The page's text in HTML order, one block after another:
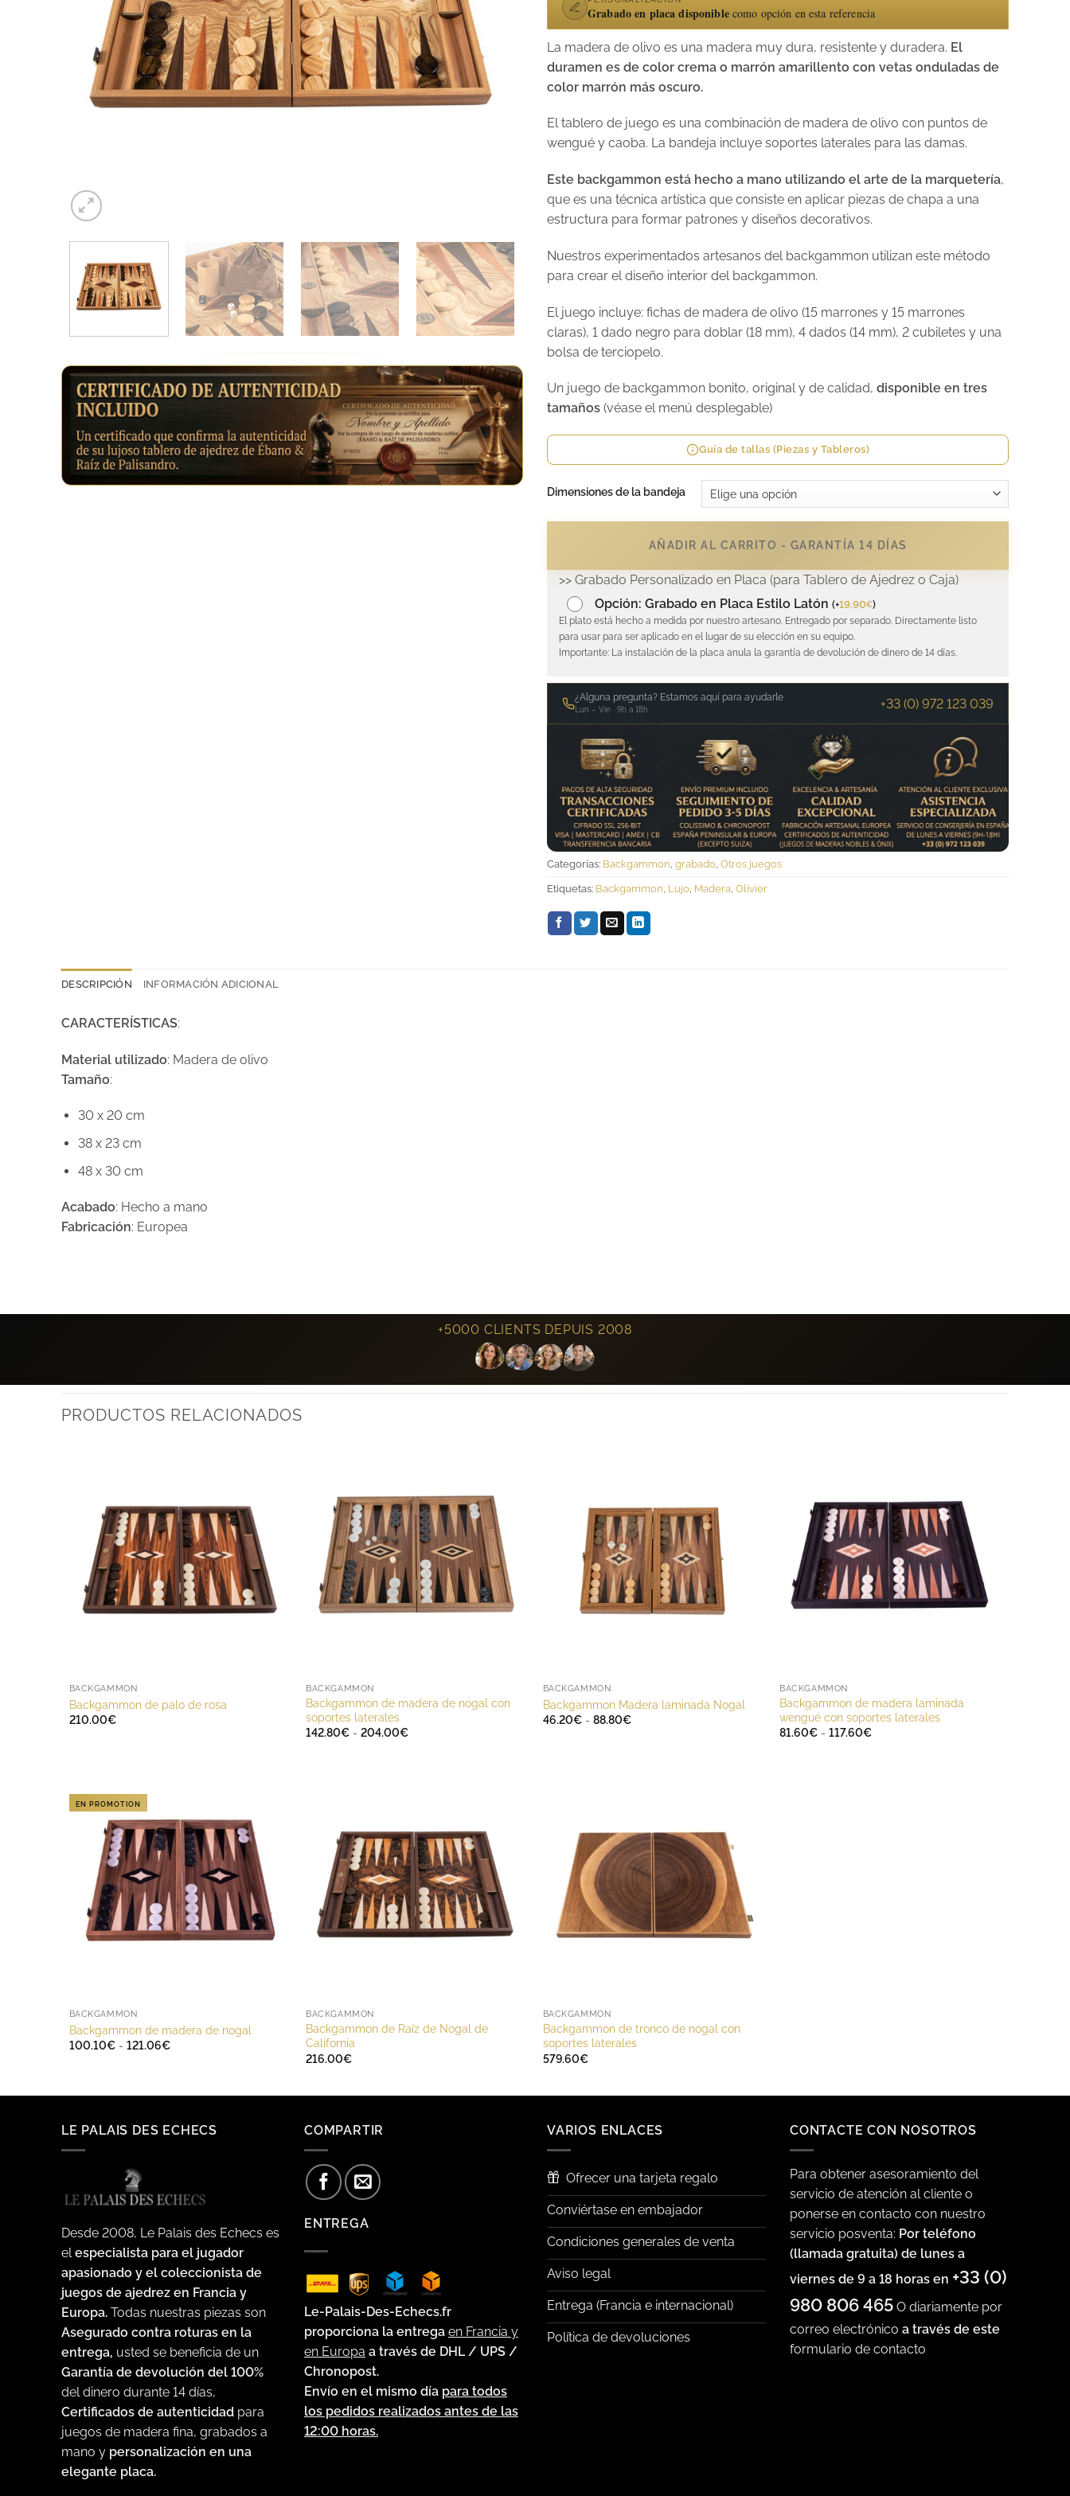
Grabado en placa disponiblecomo opción en esta referencia
La madera de olivo es una madera muy dura, resistente y duradera. El
duramen es de color crema o marrón amarillento con vetas onduladas de
color marrón más oscuro.
El tablero de juego es una combinación de madera de olivo con puntos de
wengué y caoba. La bandeja incluye soportes laterales para las damas.
Este backgammon está hecho a mano utilizando el arte de la marquetería,
que es una técnica artística que consiste en aplicar piezas de chapa a una
estructura para formar patrones y diseños decorativos.
Nuestros experimentados artesanos del backgammon utilizan este método
para crear el diseño interior del backgammon.
El juego incluye: fichas de madera de olivo (15 marrones y 15 marrones
claras), 1 dado negro para doblar (18 mm), 4 dados (14 mm), 2 cubiletes y una
bolsa de terciopelo.
Un juego de backgammon bonito, original y de calidad, disponible en tres
tamaños (véase el menú desplegable)
Guía de tallas (Piezas y Tableros)
Dimensiones de la bandeja
AÑADIR AL CARRITO - GARANTÍA 14 DÍAS
>> Grabado Personalizado en Placa (para Tablero de Ajedrez o Caja)
Opción: Grabado en Placa Estilo Latón (+19.90€)
El plato está hecho a medida por nuestro artesano. Entregado por separado. Directamente listo
para usar para ser aplicado en el lugar de su elección en su equipo.
Importante: La instalación de la placa anula la garantía de devolución de dinero de 14 días.
¿Alguna pregunta? Estamos aquí para ayudarle
Lun – Vie · 9h a 18h +33 (0) 972 123 039
Categorías: Backgammon, grabado, Otros juegos
Etiquetas: Backgammon, Lujo, Madera, Olivier
DESCRIPCIÓN INFORMACIÓN ADICIONAL
CARACTERÍSTICAS:
Material utilizado: Madera de olivo
Tamaño:
30 x 20 cm
38 x 23 cm
48 x 30 cm
Acabado: Hecho a mano
Fabricación: Europea
+5000 CLIENTS DEPUIS 2008
PRODUCTOS RELACIONADOS
BACKGAMMON
Backgammon de palo de rosa
210.00€
BACKGAMMON
Backgammon de madera de nogal con
soportes laterales
142.80€ - 204.00€Rango
BACKGAMMON
Backgammon Madera laminada Nogal
46.20€ - 88.80€Rango
BACKGAMMON
Backgammon de madera laminada
wengué con soportes laterales
81.60€ - 117.60€Rango
EN PROMOTION
BACKGAMMON
Backgammon de madera de nogal
100.10€ - 121.06€Rango
hasta
BACKGAMMON
Backgammon de Raíz de Nogal de
California
216.00€
BACKGAMMON
Backgammon de tronco de nogal con
soportes laterales
579.60€
LE PALAIS DES ECHECS
Desde 2008, Le Palais des Echecs es
el especialista para el jugador
apasionado y el coleccionista de
juegos de ajedrez en Francia y
Europa. Todas nuestras piezas son
Asegurado contra roturas en la
entrega, usted se beneficia de un
Garantía de devolución del 100%
del dinero durante 14 días,
Certificados de autenticidad para
juegos de madera fina, grabados a
mano y personalización en una
elegante placa.
COMPARTIR
ENTREGA
Le-Palais-Des-Echecs.fr
proporciona la entrega en Francia y
en Europa a través de DHL / UPS /
Chronopost.
Envío en el mismo día para todos
los pedidos realizados antes de las
12:00 horas.
VARIOS ENLACES
Ofrecer una tarjeta regalo
Conviértase en embajador
Condiciones generales de venta
Aviso legal
Entrega (Francia e internacional)
Política de devoluciones
CONTACTE CON NOSOTROS
Para obtener asesoramiento del
servicio de atención al cliente o
ponerse en contacto con nuestro
servicio posventa: Por teléfono
(llamada gratuita) de lunes a
viernes de 9 a 18 horas en +33 (0)
980 806 465 O diariamente por
correo electrónico a través de este
formulario de contacto